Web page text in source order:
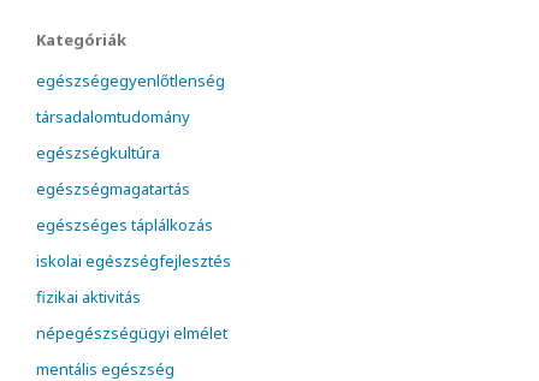
Kategóriák
egészségegyenlőtlenség
társadalomtudomány
egészségkultúra
egészségmagatartás
egészséges táplálkozás
iskolai egészségfejlesztés
fizikai aktivitás
népegészségügyi elmélet
mentális egészség